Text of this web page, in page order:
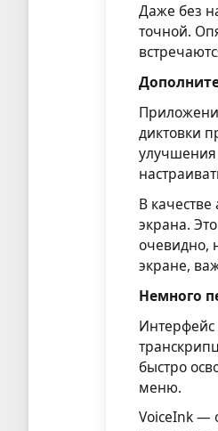
Даже без
точной.
диктовки
улучшения
В
экрана.
очевидно,
экране,
Немного
быстро
меню.
VoiceInk —